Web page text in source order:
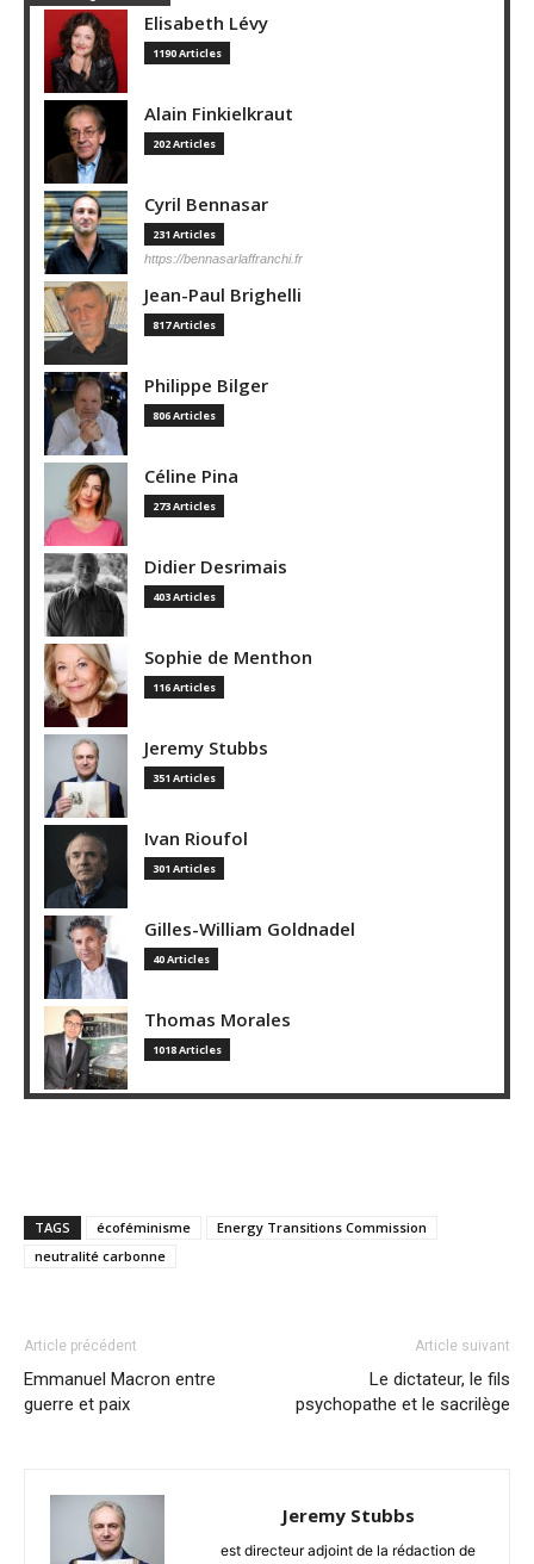
Elisabeth Lévy
1190 Articles
Alain Finkielkraut
202 Articles
Cyril Bennasar
231 Articles
https://bennasarlaffranchi.fr
Jean-Paul Brighelli
817 Articles
Philippe Bilger
806 Articles
Céline Pina
273 Articles
Didier Desrimais
403 Articles
Sophie de Menthon
116 Articles
Jeremy Stubbs
351 Articles
Ivan Rioufol
301 Articles
Gilles-William Goldnadel
40 Articles
Thomas Morales
1018 Articles
TAGS écoféminisme
Energy Transitions Commission
neutralité carbonne
Article précédent
Emmanuel Macron entre
guerre et paix
Article suivant
Le dictateur, le fils
psychopathe et le sacrilège
Jeremy Stubbs
est directeur adjoint de la rédaction de